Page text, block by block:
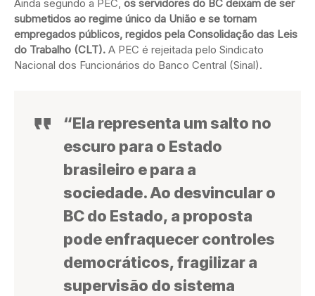
Ainda segundo a PEC, os servidores do BC deixam de ser
submetidos ao regime único da União e se tornam
empregados públicos, regidos pela Consolidação das Leis
do Trabalho (CLT). A PEC é rejeitada pelo Sindicato
Nacional dos Funcionários do Banco Central (Sinal).
“Ela representa um salto no
escuro para o Estado
brasileiro e para a
sociedade. Ao desvincular o
BC do Estado, a proposta
pode enfraquecer controles
democráticos, fragilizar a
supervisão do sistema